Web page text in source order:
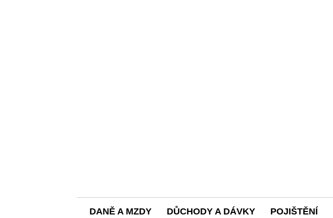
DANĚ A MZDY DŮCHODY A DÁVKY POJIŠTĚNÍ